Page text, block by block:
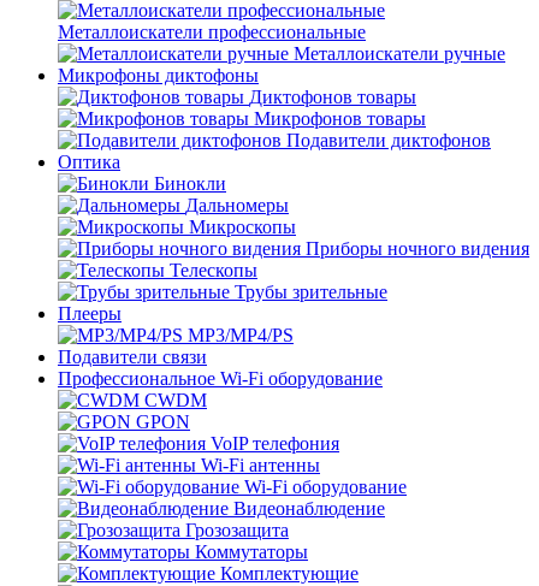
Металлоискатели профессиональные
Металлоискатели ручные
Микрофоны диктофоны
Диктофонов товары
Микрофонов товары
Подавители диктофонов
Оптика
Бинокли
Дальномеры
Микроскопы
Приборы ночного видения
Телескопы
Трубы зрительные
Плееры
MP3/MP4/PS
Подавители связи
Профессиональное Wi-Fi оборудование
CWDM
GPON
VoIP телефония
Wi-Fi антенны
Wi-Fi оборудование
Видеонаблюдение
Грозозащита
Коммутаторы
Комплектующие